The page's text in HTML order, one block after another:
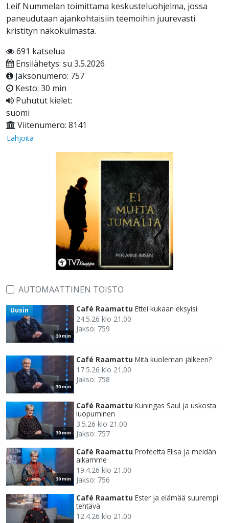
Leif Nummelan toimittama keskusteluohjelma, jossa
paneudutaan ajankohtaisiin teemoihin juurevasti
kristityn näkökulmasta.
691 katselua
Ensilähetys: su 3.5.2026
Jaksonumero: 757
Kesto: 30 min
Puhutut kielet:
suomi
Viitenumero: 8141
Lahjoita
AUTOMAATTINEN TOISTO
30 min
Uusin Café Raamattu Ettei kukaan eksyisi
24.5.26 klo 21.00
Jakso: 759
30 min
Café Raamattu Mitä kuoleman jälkeen?
17.5.26 klo 21.00
Jakso: 758
30 min
Café Raamattu Kuningas Saul ja uskosta
luopuminen
3.5.26 klo 21.00
Jakso: 757
30 min
Café Raamattu Profeetta Elisa ja meidän
aikamme
19.4.26 klo 21.00
Jakso: 756
Café Raamattu Ester ja elämää suurempi
tehtävä
12.4.26 klo 21.00